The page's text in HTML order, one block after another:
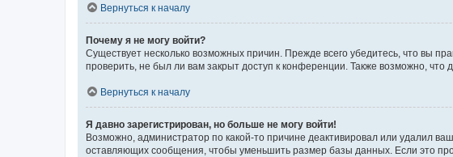
Вернуться к началу
Почему я не могу войти?
Существует несколько возможных причин. Прежде всего убедитесь, что вы
проверить, не был ли вам закрыт доступ к конференции. Также возможно,
Вернуться к началу
Я давно зарегистрирован, но больше не могу войти!
Возможно, администратор по какой-то причине деактивировал или удалил
оставляющих сообщения, чтобы уменьшить размер базы данных. Если это